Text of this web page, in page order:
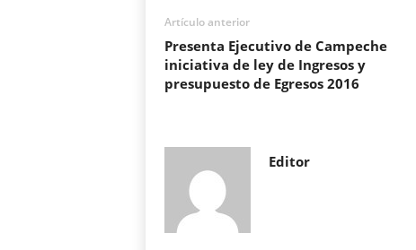
Artículo anterior
Presenta Ejecutivo de Campeche
iniciativa de ley de Ingresos y
presupuesto de Egresos 2016
Editor